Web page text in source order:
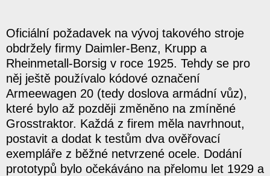
Oficiální požadavek na vývoj takového stroje
obdržely firmy Daimler-Benz, Krupp a
Rheinmetall-Borsig v roce 1925. Tehdy se pro
něj ještě používalo kódové označení
Armeewagen 20 (tedy doslova armádní vůz),
které bylo až později změněno na zmíněné
Grosstraktor. Každá z firem měla navrhnout,
postavit a dodat k testům dva ověřovací
exempláře z běžné netvrzené ocele. Dodání
prototypů bylo očekáváno na přelomu let 1929 a